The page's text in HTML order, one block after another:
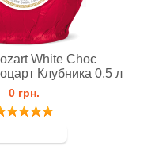
White Choc
Клубника 0,5 л
0 грн.